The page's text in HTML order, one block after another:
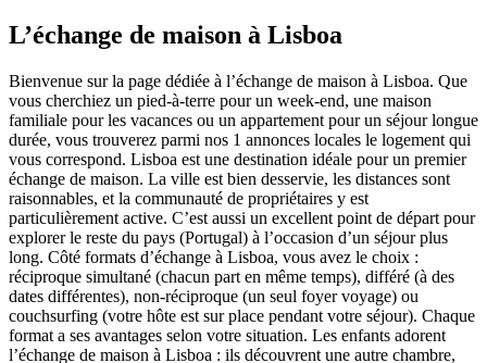
L’échange de maison à Lisboa
Bienvenue sur la page dédiée à l’échange de maison à Lisboa. Que
vous cherchiez un pied-à-terre pour un week-end, une maison
familiale pour les vacances ou un appartement pour un séjour longue
durée, vous trouverez parmi nos 1 annonces locales le logement qui
vous correspond. Lisboa est une destination idéale pour un premier
échange de maison. La ville est bien desservie, les distances sont
raisonnables, et la communauté de propriétaires y est
particulièrement active. C’est aussi un excellent point de départ pour
explorer le reste du pays (Portugal) à l’occasion d’un séjour plus
long. Côté formats d’échange à Lisboa, vous avez le choix :
réciproque simultané (chacun part en même temps), différé (à des
dates différentes), non-réciproque (un seul foyer voyage) ou
couchsurfing (votre hôte est sur place pendant votre séjour). Chaque
format a ses avantages selon votre situation. Les enfants adorent
l’échange de maison à Lisboa : ils découvrent une autre chambre,